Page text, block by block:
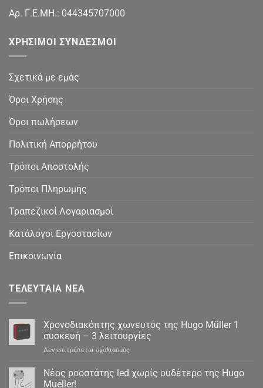
Αρ. Γ.Ε.ΜΗ.: 044345707000
ΧΡΉΣΙΜΟΙ ΣΎΝΔΕΣΜΟΙ
Σχετικά με εμάς
Όροι Χρήσης
Όροι πωλήσεων
Πολιτική Απορρήτου
Τρόποι Αποστολής
Τρόποι Πληρωμής
Τραπεζικοί Λογαριασμοί
Κατάλογοι Εργοστασίων
Επικοινωνία
ΤΕΛΕΥΤΑΊΑ ΝΈΑ
Χρονοδιακόπτης χωνευτός της Hugo Müller 1
συσκευή – 3 λειτουργίες
Δεν επιτρέπεται σχολιασμόςστο
χωνευτός
της
Νέος ροοστάτης led χωρίς ουδέτερο της Hugo
Mueller!